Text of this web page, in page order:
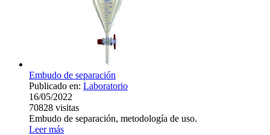
Embudo de separación
Publicado en: Laboratorio
16/05/2022
70828 visitas
Embudo de separación, metodología de uso.
Leer más